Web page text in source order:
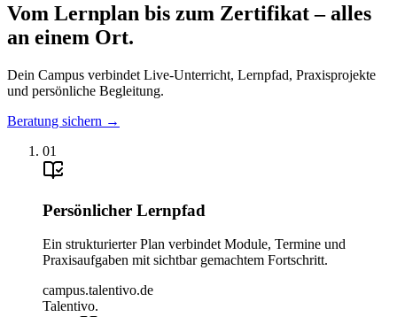
Vom Lernplan bis zum Zertifikat – alles
an einem Ort.
Dein Campus verbindet Live-Unterricht, Lernpfad, Praxisprojekte
und persönliche Begleitung.
Beratung sichern →
01
Persönlicher Lernpfad
Ein strukturierter Plan verbindet Module, Termine und
Praxisaufgaben mit sichtbar gemachtem Fortschritt.
campus.talentivo.de
Talentivo.